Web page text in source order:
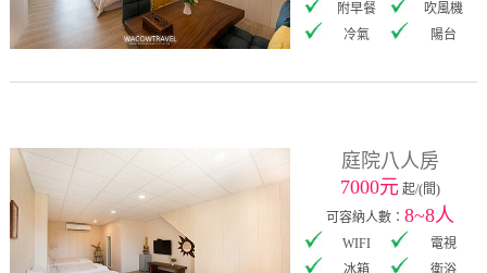
附早餐
吹風機
冷氣
陽台
庭院八人房
7000元 起/(間)
可容納人數：8~8人
WIFI
電視
冰箱
衛浴